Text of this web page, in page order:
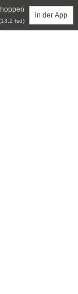
tsd)
in der App